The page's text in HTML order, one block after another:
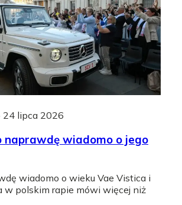
24 lipca 2026
naprawdę wiadomo o jego
wiadomo o wieku Vae Vistica i
w polskim rapie mówi więcej niż